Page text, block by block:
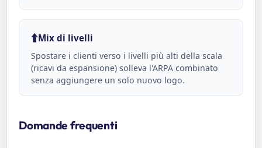
⬆️Mix di livelli
Spostare i clienti verso i livelli più alti della scala
(ricavi da espansione) solleva l'ARPA combinato
senza aggiungere un solo nuovo logo.
Domande frequenti